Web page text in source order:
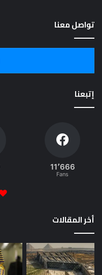
تواصل معنا
إتبعنا
11٬666
Fans
أخر المقالات